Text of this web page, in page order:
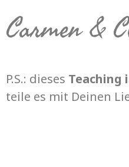
Carmen &
P.S.: dieses Teaching
teile es mit Deinen